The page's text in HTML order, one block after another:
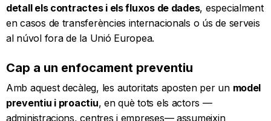
detall els contractes i els fluxos de dades, especialment
en casos de transferències internacionals o ús de serveis
al núvol fora de la Unió Europea.
Cap a un enfocament preventiu
Amb aquest decàleg, les autoritats aposten per un model
preventiu i proactiu, en què tots els actors —
administracions, centres i empreses— assumeixin